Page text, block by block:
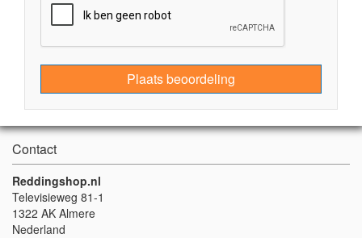
Plaats beoordeling
Contact
Reddingshop.nl
Televisieweg 81-1
1322 AK Almere
Nederland